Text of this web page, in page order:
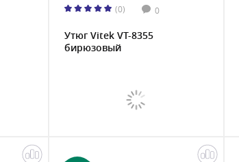
(0) 0
Утюг Vitek VT-8355
бирюзовый